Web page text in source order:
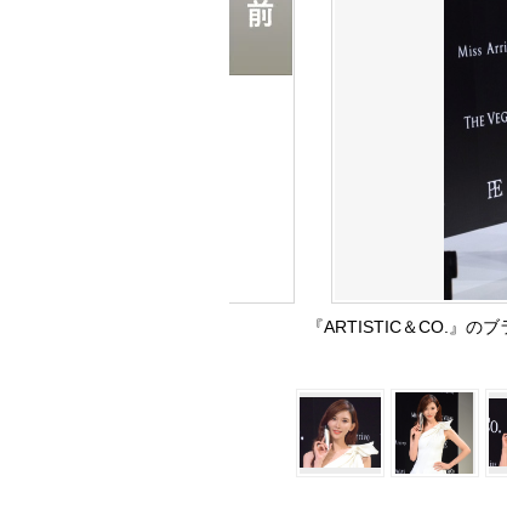
『ARTISTIC＆CO.』の